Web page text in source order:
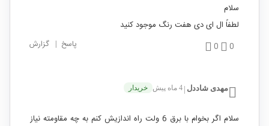
سلام
لطفاً ال ای دی هفت رنگ موجود کنید
0
0 پاسخ | گزارش
مهدی شاددل 4 ماه پیش خریدار
سلام اگر بخوام با برق 6 ولت راه اندازیش کنم به چه مقاومته نیاز